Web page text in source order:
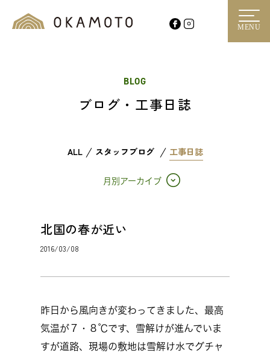
MENU
BLOG
ブログ・工事日誌
ALL スタッフブログ 工事日誌
月別アーカイブ
北国の春が近い
2016/03/08
昨日から風向きが変わってきました、最高
気温が７・８℃です、雪解けが進んでいま
すが道路、現場の敷地は雪解け水でグチャ